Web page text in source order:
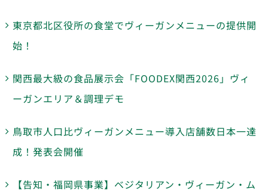
東京都北区役所の食堂でヴィーガンメニューの提供開
始！
関西最大級の食品展示会「FOODEX関西2026」ヴィ
ーガンエリア＆調理デモ
鳥取市人口比ヴィーガンメニュー導入店舗数日本一達
成！発表会開催
【告知・福岡県事業】ベジタリアン・ヴィーガン・ム